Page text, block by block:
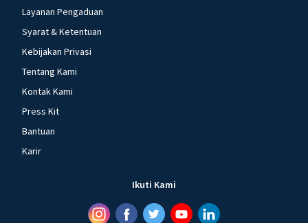
Layanan Pengaduan
Syarat & Ketentuan
Kebijakan Privasi
Tentang Kami
Kontak Kami
Press Kit
Bantuan
Karir
Ikuti Kami